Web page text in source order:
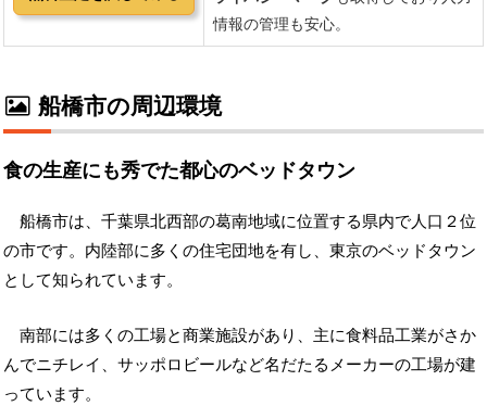
船橋市の周辺環境
食の生産にも秀でた都心のベッドタウン
船橋市は、千葉県北西部の葛南地域に位置する県内で人口２位
の市です。内陸部に多くの住宅団地を有し、東京のベッドタウン
として知られています。
南部には多くの工場と商業施設があり、主に食料品工業がさか
んでニチレイ、サッポロビールなど名だたるメーカーの工場が建
っています。